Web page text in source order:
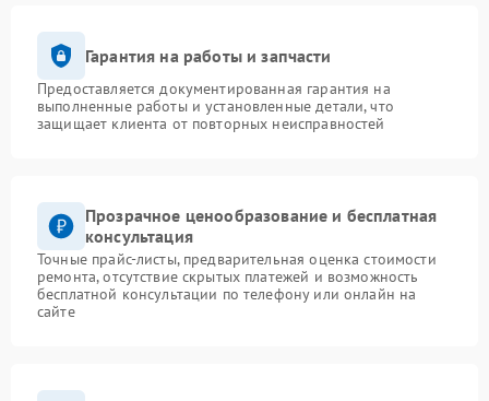
Гарантия на работы и запчасти
Предоставляется документированная гарантия на
выполненные работы и установленные детали, что
защищает клиента от повторных неисправностей
Прозрачное ценообразование и бесплатная
консультация
Точные прайс-листы, предварительная оценка стоимости
ремонта, отсутствие скрытых платежей и возможность
бесплатной консультации по телефону или онлайн на
сайте